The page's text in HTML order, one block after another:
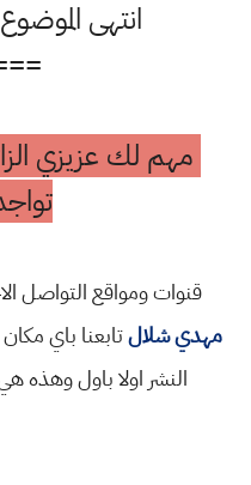
انتهى
مهم لك عزيزي
قنوات ومواقع التواصل
مهدي شلالتابعنا باي
النشر اولا باول وهذه